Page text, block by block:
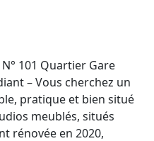
101 Quartier Gare
– Vous cherchez un
pratique et bien situé
meublés, situés
rénovée en 2020,